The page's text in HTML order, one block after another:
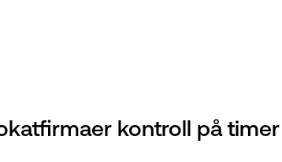
kontroll på